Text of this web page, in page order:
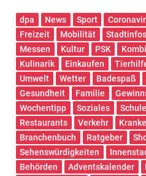
dpa News Sport
Freizeit
Mobilität Stadtinfos
Messen
Kultur PSK
Kulinarik
Einkaufen
Umwelt
Wetter Badespaß
Gesundheit
Familie
Wochentipp
Soziales Schule
Restaurants
Verkehr
Branchenbuch
Ratgeber
Sehenswürdigkeiten
Behörden
Adventskalender